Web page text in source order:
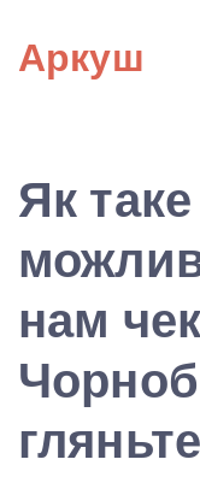
content
Аркуш
Як таке
нам